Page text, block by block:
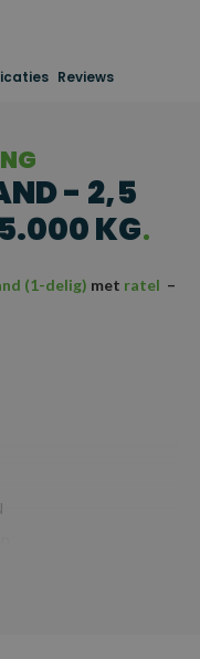
Reviews
- 2,5
KG
(1-delig) met ratel –